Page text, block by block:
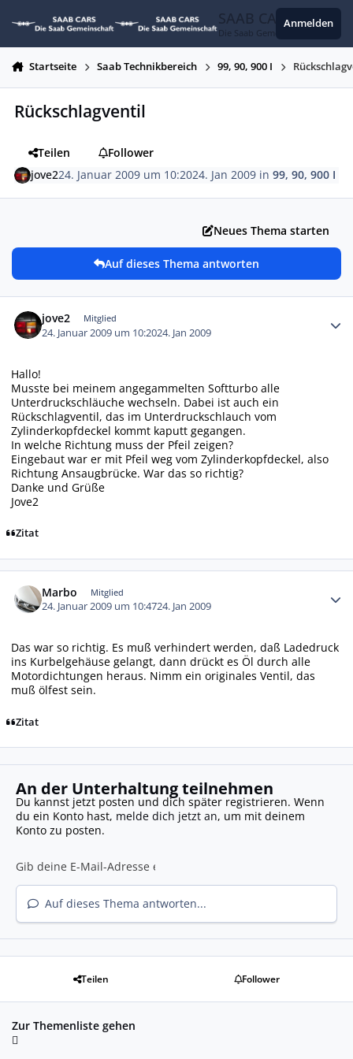
SAAB CARS
Die Saab Gemeinschaft
Anmelden
Startseite Saab Technikbereich 99, 90, 900 I
Rückschlagventil
Teilen
Follower
jove224. Januar 2009 um 10:2024. Jan 2009 in99, 90, 900 I
Neues Thema starten
Auf dieses Thema antworten
jove2 Mitglied
24. Januar 2009 um 10:2024. Jan 2009
Hallo!
Musste bei meinem angegammelten Softturbo alle
Unterdruckschläuche wechseln. Dabei ist auch ein
Rückschlagventil, das im Unterdruckschlauch vom
Zylinderkopfdeckel kommt kaputt gegangen.
In welche Richtung muss der Pfeil zeigen?
Eingebaut war er mit Pfeil weg vom Zylinderkopfdeckel, also
Richtung Ansaugbrücke. War das so richtig?
Danke und Grüße
Jove2
Zitat
Marbo Mitglied
24. Januar 2009 um 10:4724. Jan 2009
Das war so richtig. Es muß verhindert werden, daß Ladedruck
ins Kurbelgehäuse gelangt, dann drückt es Öl durch alle
Motordichtungen heraus. Nimm ein originales Ventil, das
muß ölfest sein.
Zitat
An der Unterhaltung teilnehmen
Du kannst jetzt posten und dich später registrieren. Wenn
du ein Konto hast, melde dich jetzt an, um mit deinem
Konto zu posten.
Auf dieses Thema antworten...
Teilen Follower
Zur Themenliste gehen